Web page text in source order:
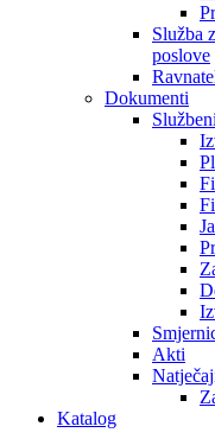
Služba
poslove
Dokumenti
Akti
Katalog